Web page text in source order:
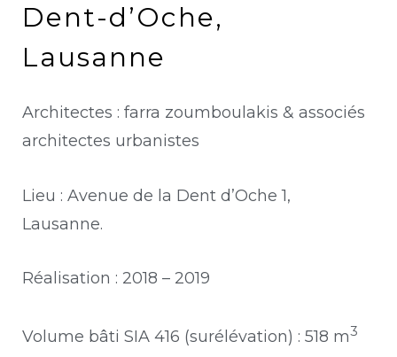
Dent-d’Oche,
Lausanne
Architectes : farra zoumboulakis & associés
architectes urbanistes
Lieu : Avenue de la Dent d’Oche 1,
Lausanne.
Réalisation : 2018 – 2019
Volume bâti SIA 416 (surélévation) : 518 m3